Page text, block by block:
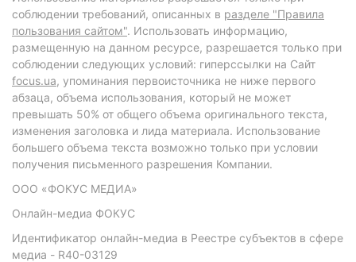
соблюдении требований, описанных в разделе "Правила
пользования сайтом". Использовать информацию,
размещенную на данном ресурсе, разрешается только при
соблюдении следующих условий: гиперссылки на Сайт
focus.ua, упоминания первоисточника не ниже первого
абзаца, объема использования, который не может
превышать 50% от общего объема оригинального текста,
изменения заголовка и лида материала. Использование
большего объема текста возможно только при условии
получения письменного разрешения Компании.
ООО «ФОКУС МЕДИА»
Онлайн-медиа ФОКУС
Идентификатор онлайн-медиа в Реестре субъектов в сфере
медиа - R40-03129